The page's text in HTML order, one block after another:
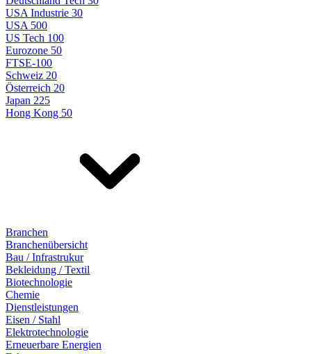
USA Industrie 30
USA 500
US Tech 100
Eurozone 50
FTSE-100
Schweiz 20
Österreich 20
Japan 225
Hong Kong 50
Branchen
Branchenübersicht
Bau / Infrastrukur
Bekleidung / Textil
Biotechnologie
Chemie
Dienstleistungen
Eisen / Stahl
Elektrotechnologie
Erneuerbare Energien